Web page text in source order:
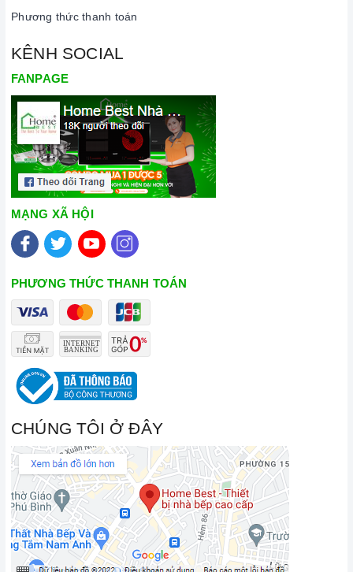
Phương thức thanh toán
KÊNH SOCIAL
FANPAGE
MẠNG XÃ HỘI
PHƯƠNG THỨC THANH TOÁN
CHÚNG TÔI Ở ĐÂY